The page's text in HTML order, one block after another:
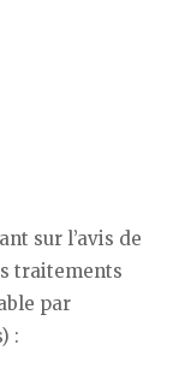
sur l’avis de
traitements
par
: